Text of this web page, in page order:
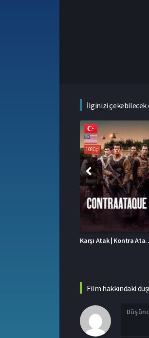
İlginizi
1080p
Karşı
Film hakkındaki